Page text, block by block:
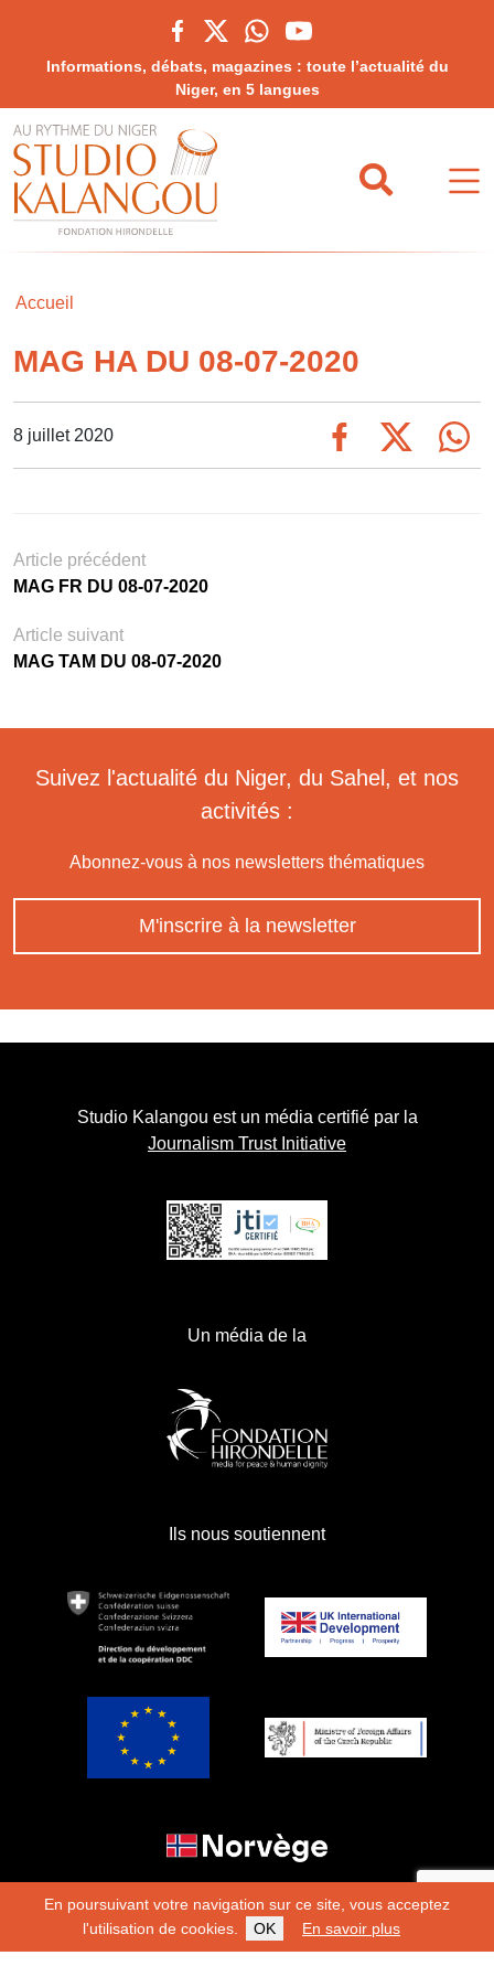
En poursuivant votre navigation sur ce site, vous acceptez
l'utilisation de cookies.
OK En savoir plus
Informations, débats, magazines : toute l’actualité du
Niger, en 5 langues
Accueil
MAG HA DU 08-07-2020
8 juillet 2020
Article précédent
MAG FR DU 08-07-2020
Article suivant
MAG TAM DU 08-07-2020
Suivez l'actualité du Niger, du Sahel, et nos
activités :
Abonnez-vous à nos newsletters thématiques
M'inscrire à la newsletter
Studio Kalangou est un média certifié par la
Journalism Trust Initiative
Un média de la
Ils nous soutiennent